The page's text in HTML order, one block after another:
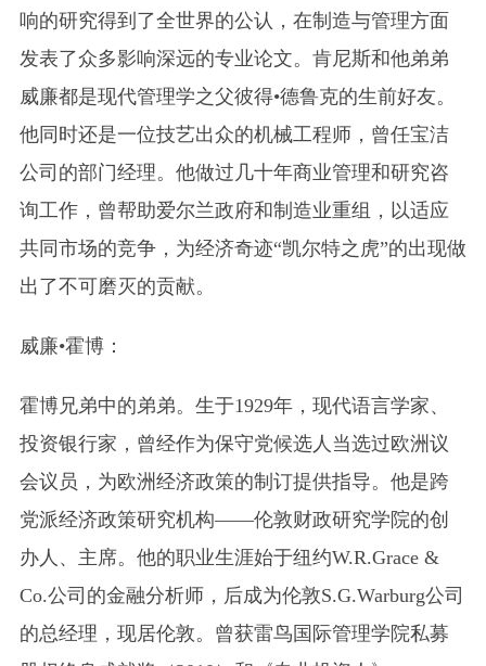
响的研究得到了全世界的公认，在制造与管理方面
发表了众多影响深远的专业论文。肯尼斯和他弟弟
威廉都是现代管理学之父彼得•德鲁克的生前好友。
他同时还是一位技艺出众的机械工程师，曾任宝洁
公司的部门经理。他做过几十年商业管理和研究咨
询工作，曾帮助爱尔兰政府和制造业重组，以适应
共同市场的竞争，为经济奇迹“凯尔特之虎”的出现做
出了不可磨灭的贡献。
威廉•霍博：
霍博兄弟中的弟弟。生于1929年，现代语言学家、
投资银行家，曾经作为保守党候选人当选过欧洲议
会议员，为欧洲经济政策的制订提供指导。他是跨
党派经济政策研究机构——伦敦财政研究学院的创
办人、主席。他的职业生涯始于纽约W.R.Grace &
Co.公司的金融分析师，后成为伦敦S.G.Warburg公司
的总经理，现居伦敦。曾获雷鸟国际管理学院私募